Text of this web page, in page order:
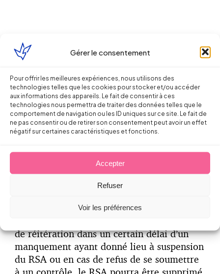
Gérer le consentement
Pour offrir les meilleures expériences, nous utilisons des
technologies telles que les cookies pour stocker et/ou accéder
aux informations des appareils. Le fait de consentir à ces
technologies nous permettra de traiter des données telles que le
comportement de navigation ou les ID uniques sur ce site. Le fait de
ne pas consentir ou de retirer son consentement peut avoir un effet
négatif sur certaines caractéristiques et fonctions.
Accepter
Refuser
Voir les préférences
légitime, d’une offre raisonnable d’emploi
entrainera la radiation de la liste des
demandeurs d’emploi et la suppression de
l’allocation chômage.
Également le Revenu de solidarité active
sans motif légitime, d’élaborer ou
d’actualiser son contrat d’engagement ou en
cas de non-respect des obligations prévues
de réitération dans un certain délai d’un
manquement ayant donné lieu à suspension
du RSA ou en cas de refus de se soumettre